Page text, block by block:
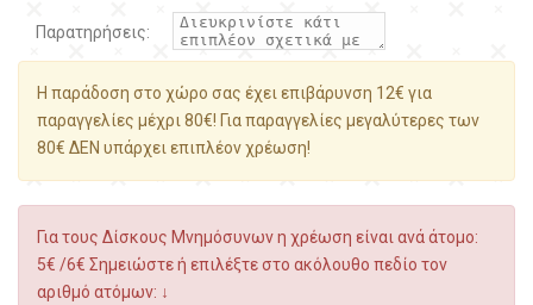
Παρατηρήσεις:
Η παράδοση στο χώρο σας έχει επιβάρυνση 12€ για
παραγγελίες μέχρι 80€! Για παραγγελίες μεγαλύτερες των
80€ ΔΕΝ υπάρχει επιπλέον χρέωση!
Για τους Δίσκους Μνημόσυνων η χρέωση είναι ανά άτομο:
5€ /6€ Σημειώστε ή επιλέξτε στο ακόλουθο πεδίο τον
αριθμό ατόμων: ↓